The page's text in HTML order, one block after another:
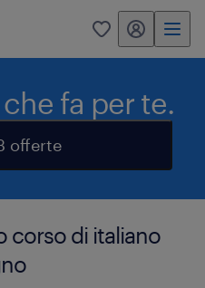
0 my randstad
fa per te.
offerte
corso di italiano